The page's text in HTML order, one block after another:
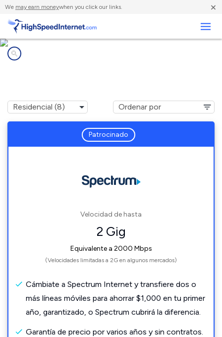
We may earn moneywhen you click our links. ×
Patrocinado
Velocidad de hasta
2 Gig
Equivalente a 2000 Mbps
(Velocidades limitadas a 2G en algunos mercados)
Cámbiate a Spectrum Internet y transfiere dos o
más líneas móviles para ahorrar $1,000 en tu primer
año, garantizado, o Spectrum cubrirá la diferencia.
Garantía de precio por varios años y sin contratos.